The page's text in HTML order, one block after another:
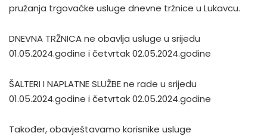
pružanja trgovačke usluge dnevne tržnice u Lukavcu.
DNEVNA TRŽNICA ne obavlja usluge u srijedu
01.05.2024.godine i četvrtak 02.05.2024.godine
ŠALTERI I NAPLATNE SLUŽBE ne rade u srijedu
01.05.2024.godine i četvrtak 02.05.2024.godine
Također, obavještavamo korisnike usluge